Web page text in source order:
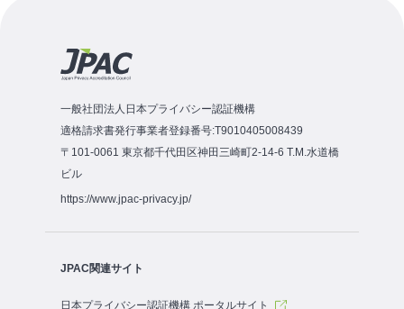
一般社団法人日本プライバシー認証機構
適格請求書発行事業者登録番号:T9010405008439
〒101-0061 東京都千代田区神田三崎町2-14-6 T.M.水道橋
ビル
https://www.jpac-privacy.jp/
JPAC関連サイト
日本プライバシー認証機構 ポータルサイト